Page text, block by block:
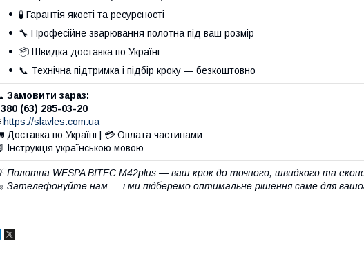
🧪 Гарантія якості та ресурсності
🔧 Професійне зварювання полотна під ваш розмір
📦 Швидка доставка по Україні
📞 Технічна підтримка і підбір кроку — безкоштовно
Замовити зараз:
(63) 285-03-20
https://slavles.com.ua
Доставка по Україні | 💳 Оплата частинами
Інструкція українською мовою
Полотна WESPA BITEC M42plus — ваш крок до точного, швидкого та
Зателефонуйте нам — і ми підберемо оптимальне рішення саме для